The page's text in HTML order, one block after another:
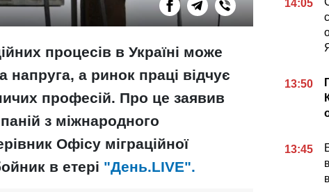
процесів в Україні може
а ринок праці відчує
професій. Про це заявив
з міжнародного
Офісу міграційної
в етері "День.LIVE".
14:05
13:50
13:45